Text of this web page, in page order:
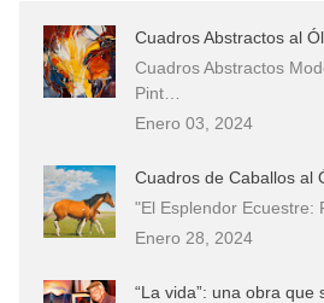
Que significan los cuadros de
El mundo del arte en pintura
Cuadros Abstractos al
Cuadros Abstractos
Pint…
Enero 03, 2024
Cuadros de Caballos al
"El Esplendor Ecuestre:
Enero 28, 2024
“La vida”: una obra que